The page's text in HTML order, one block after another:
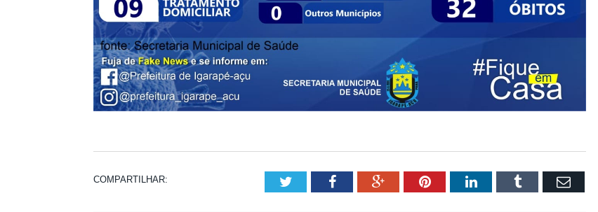
COMPARTILHAR: Twitter FacebookGoogle+PinterestLinkedInTumblr Email